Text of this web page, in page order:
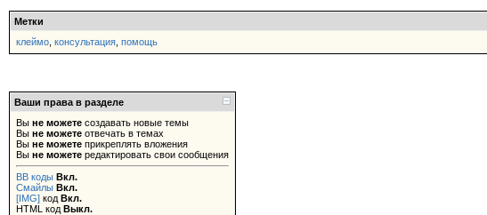
Метки
клеймо консультация помощь
Ваши права в разделе
Вы не можете создавать новые темы
Вы не можете отвечать в темах
Вы не можете прикреплять вложения
Вы не можете редактировать свои сообщения
BB коды Вкл.
Смайлы Вкл.
[IMG] код Вкл.
HTML код Выкл.